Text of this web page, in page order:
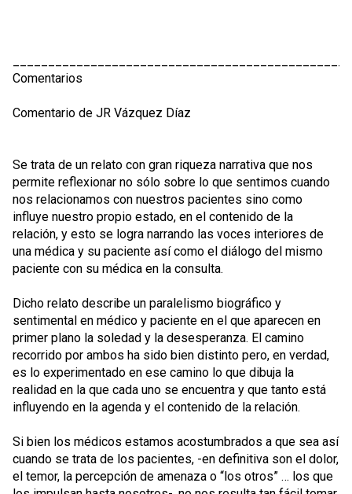
Comentarios
Comentario de JR Vázquez Díaz
Se trata de un relato con gran riqueza narrativa que nos
permite reflexionar no sólo sobre lo que sentimos cuando
nos relacionamos con nuestros pacientes sino como
influye nuestro propio estado, en el contenido de la
relación, y esto se logra narrando las voces interiores de
una médica y su paciente así como el diálogo del mismo
paciente con su médica en la consulta.
Dicho relato describe un paralelismo biográfico y
sentimental en médico y paciente en el que aparecen en
primer plano la soledad y la desesperanza. El camino
recorrido por ambos ha sido bien distinto pero, en verdad,
es lo experimentado en ese camino lo que dibuja la
realidad en la que cada uno se encuentra y que tanto está
influyendo en la agenda y el contenido de la relación.
Si bien los médicos estamos acostumbrados a que sea así
cuando se trata de los pacientes, -en definitiva son el dolor,
el temor, la percepción de amenaza o “los otros” … los que